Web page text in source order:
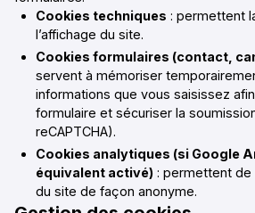
Cookies techniques : permettent
l’affichage du site.
Cookies formulaires (contact,
servent à mémoriser
informations que vous saisissez
formulaire et sécuriser la
reCAPTCHA).
Cookies analytiques (si Google
équivalent activé) : permettent de
du site de façon anonyme.